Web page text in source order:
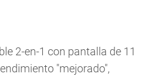
2-en-1 con pantalla de 11
"mejorado",